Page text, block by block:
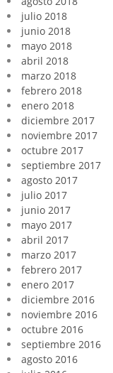
julio 2018
junio 2018
mayo 2018
abril 2018
marzo 2018
febrero 2018
enero 2018
diciembre 2017
noviembre 2017
octubre 2017
septiembre 2017
agosto 2017
julio 2017
junio 2017
mayo 2017
abril 2017
marzo 2017
febrero 2017
enero 2017
diciembre 2016
noviembre 2016
octubre 2016
septiembre 2016
agosto 2016